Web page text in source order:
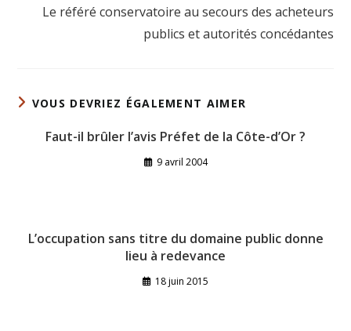
Le référé conservatoire au secours des acheteurs
publics et autorités concédantes
VOUS DEVRIEZ ÉGALEMENT AIMER
Faut-il brûler l’avis Préfet de la Côte-d’Or ?
9 avril 2004
L’occupation sans titre du domaine public donne
lieu à redevance
18 juin 2015